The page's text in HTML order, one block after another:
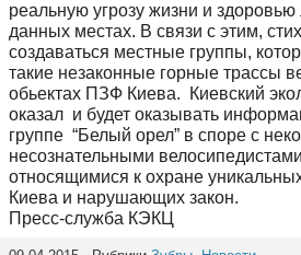
реальную угрозу жизни и
данных местах. В связи с этим,
создаваться местные группы,
такие незаконные горные трассы
обьектах ПЗФ Киева. Киевский
оказал и будет оказывать
группе “Белый орел” в споре с
несознательными
относящимися к охране
Киева и нарушающих закон.
Пресс-служба КЭКЦ